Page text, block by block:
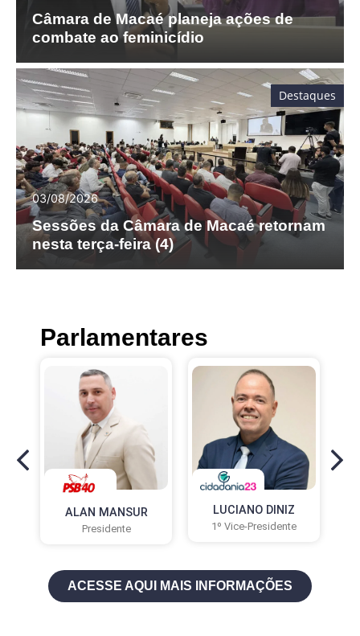
Câmara de Macaé planeja ações de
combate ao feminicídio
03/08/2026
Sessões da Câmara de Macaé retornam
nesta terça-feira (4)
Destaques
Parlamentares
ALAN MANSUR
Presidente
LUCIANO DINIZ
1º Vice-Presidente
ACESSE AQUI MAIS INFORMAÇÕES